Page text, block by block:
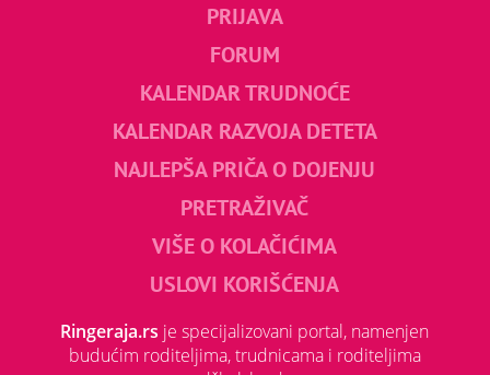
PRIJAVA
FORUM
KALENDAR TRUDNOĆE
KALENDAR RAZVOJA DETETA
NAJLEPŠA PRIČA O DOJENJU
PRETRAŽIVAČ
VIŠE O KOLAČIĆIMA
USLOVI KORIŠĆENJA
Ringeraja.rs je specijalizovani portal, namenjen
budućim roditeljima, trudnicama i roditeljima